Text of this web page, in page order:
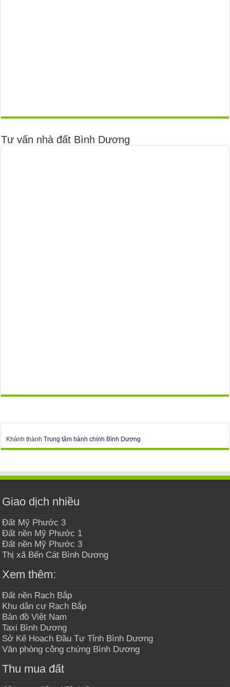
Tư vấn nhà đất Bình Dương
Khánh thànhTrung tâm hành chính Bình Dương
Giao dịch nhiều
Đất Mỹ Phước 3
Đất nền Mỹ Phước 1
Đất nền Mỹ Phước 3
Thị xã Bến Cát Bình Dương
Xem thêm:
Đất nền Rạch Bắp
Khu dân cư Rạch Bắp
Bản đồ Việt Nam
Taxi Bình Dương
Sở Kế Hoạch Đầu Tư Tỉnh Bình Dương
Văn phòng công chứng Bình Dương
Thu mua đất